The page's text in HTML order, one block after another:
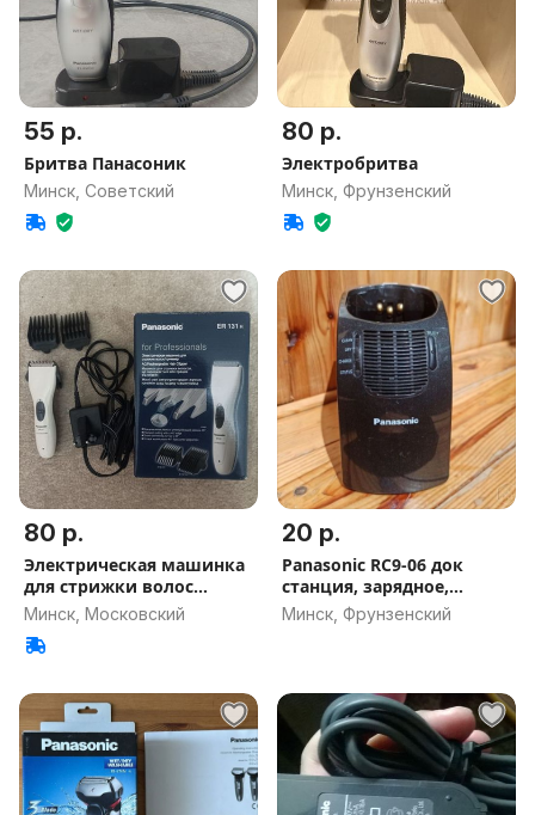
55 р.
Бритва Панасоник
Минск, Советский
80 р.
Электробритва
Минск, Фрунзенский
80 р.
Электрическая машинка
для стрижки волос
Раnasonic
Минск, Московский
20 р.
Panasonic RC9-06 док
станция, зарядное,
очистка
Минск, Фрунзенский